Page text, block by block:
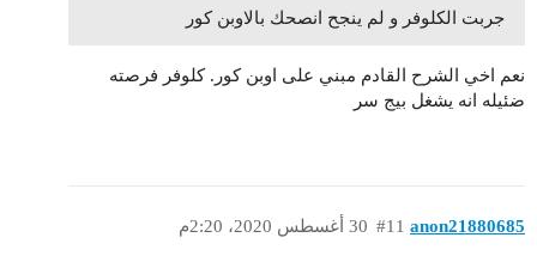
جربت الكلوفر و لم ينجح انصحك بالاوبن كور
نعم اخي الشرح القادم مبني على اوبن كور. كلوفر فرصته
ضئيله انه يشغل بيج سر
anon21880685 30 أغسطس 2020، 2:20م #11